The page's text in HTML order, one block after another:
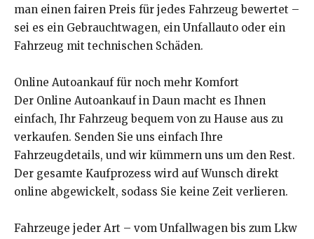
man einen fairen Preis für jedes Fahrzeug bewertet –
sei es ein Gebrauchtwagen, ein Unfallauto oder ein
Fahrzeug mit technischen Schäden.
Online Autoankauf für noch mehr Komfort
Der Online Autoankauf in Daun macht es Ihnen
einfach, Ihr Fahrzeug bequem von zu Hause aus zu
verkaufen. Senden Sie uns einfach Ihre
Fahrzeugdetails, und wir kümmern uns um den Rest.
Der gesamte Kaufprozess wird auf Wunsch direkt
online abgewickelt, sodass Sie keine Zeit verlieren.
Fahrzeuge jeder Art – vom Unfallwagen bis zum Lkw